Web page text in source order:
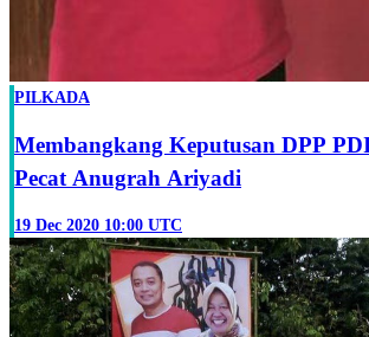
PILKADA
Membangkang Keputusan DPP
Pecat Anugrah Ariyadi
19 Dec 2020 10:00 UTC